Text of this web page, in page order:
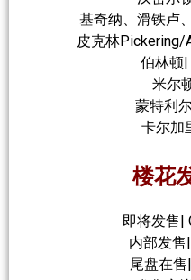
基奇纳、滑铁卢
皮克林Pickering/
伯林顿|
米尔
蒙特利
卡尔加
楼花
即将发售|
内部发售
尾盘在售